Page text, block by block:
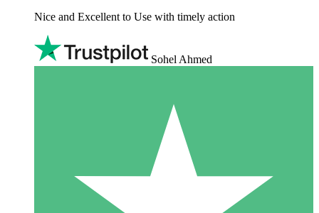
Nice and Excellent to Use with timely action
Sohel Ahmed